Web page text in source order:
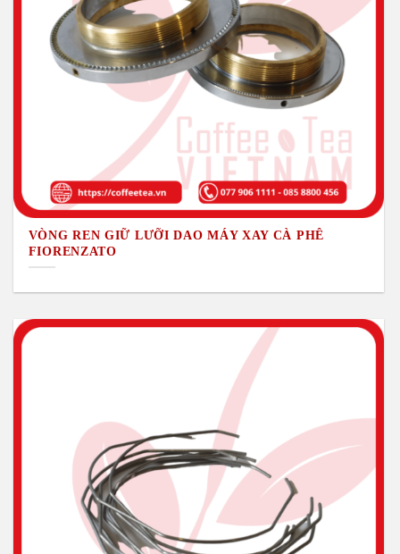
VÒNG REN GIỮ LƯỠI DAO MÁY XAY CÀ PHÊ
FIORENZATO